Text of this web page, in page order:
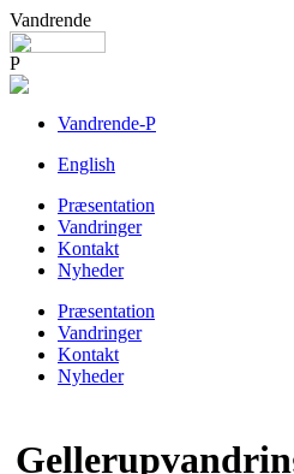
Vandrende
P
Vandrende-P
English
Præsentation
Vandringer
Kontakt
Nyheder
Præsentation
Vandringer
Kontakt
Nyheder